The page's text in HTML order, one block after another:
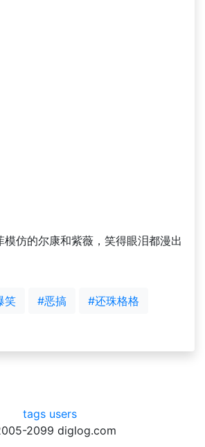
模仿的尔康和紫薇，笑得眼泪都漫出
笑 #恶搞
#还珠格格
tags users
2099 diglog.com